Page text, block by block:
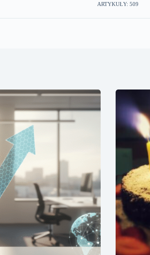
ARTYKUŁY: 509